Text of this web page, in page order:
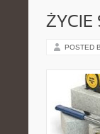
ŻYCIE
POSTED